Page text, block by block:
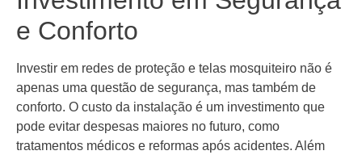
e Conforto
Investir em redes de proteção e telas mosquiteiro não é
apenas uma questão de segurança, mas também de
conforto. O custo da instalação é um investimento que
pode evitar despesas maiores no futuro, como
tratamentos médicos e reformas após acidentes. Além